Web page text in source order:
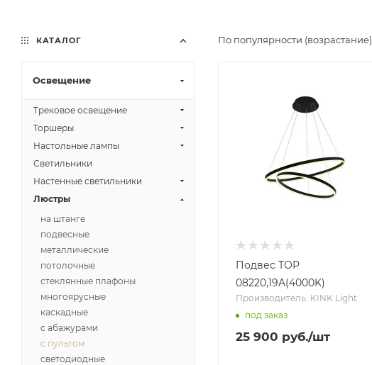
По популярности (возрастание)
Подвес ТОР
08220,19A(4000K)
Производитель: KINK Light
под заказ
25 900 руб./шт
КАТАЛОГ
Освещение
Трековое освещение
Торшеры
Настольные лампы
Светильники
Настенные светильники
Люстры
на штанге
подвесные
металлические
потолочные
стеклянные плафоны
многоярусные
каскадные
с абажурами
с пультом
светодиодные